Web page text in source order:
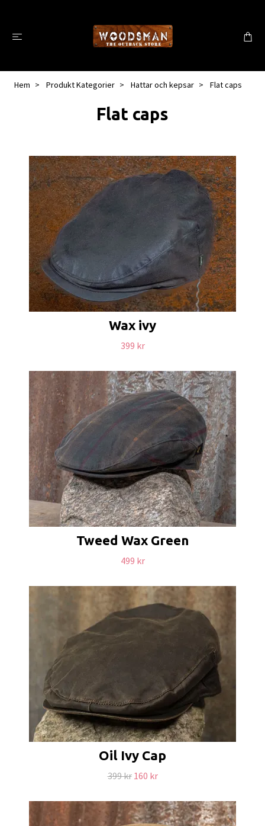
Hem Produkt Kategorier Hattar och kepsar Flat caps
Flat caps
Wax ivy
399 kr
Tweed Wax Green
499 kr
Oil Ivy Cap
399 kr 160 kr